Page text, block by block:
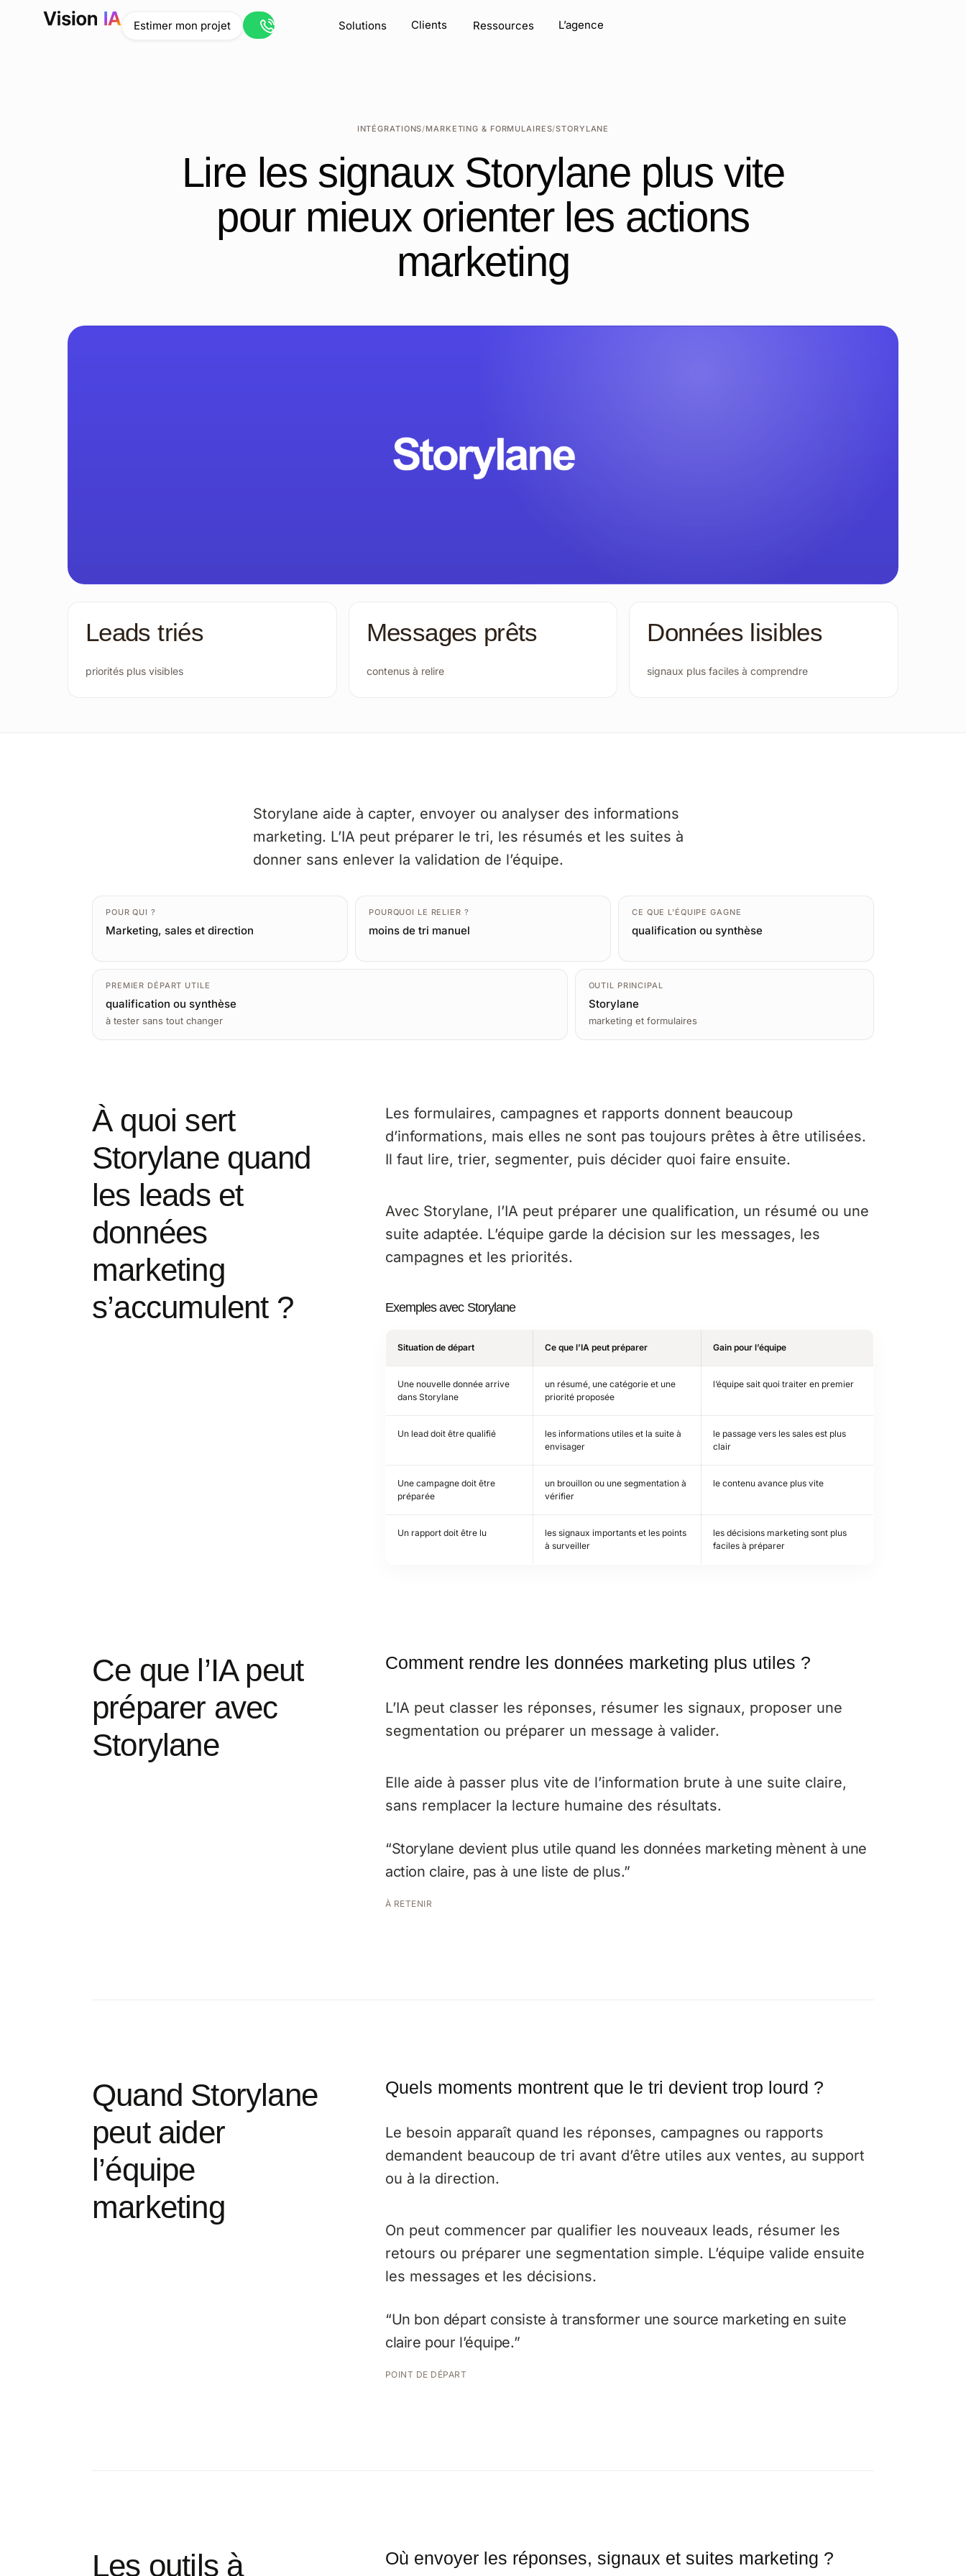
Solutions Clients Ressources L’agence
Estimer mon projet
Ouvrir le live chat
INTÉGRATIONS/MARKETING & FORMULAIRES/STORYLANE
Lire les signaux Storylane plus vite
pour mieux orienter les actions
marketing
Leads triés
priorités plus visibles
Messages prêts
contenus à relire
Données lisibles
signaux plus faciles à comprendre
Storylane aide à capter, envoyer ou analyser des informations
marketing. L’IA peut préparer le tri, les résumés et les suites à
donner sans enlever la validation de l’équipe.
POUR QUI ?
Marketing, sales et direction
POURQUOI LE RELIER ?
moins de tri manuel
CE QUE L’ÉQUIPE GAGNE
qualification ou synthèse
PREMIER DÉPART UTILE
qualification ou synthèse
à tester sans tout changer
OUTIL PRINCIPAL
Storylane
marketing et formulaires
À quoi sert
Storylane quand
les leads et
données
marketing
s’accumulent ?
Les formulaires, campagnes et rapports donnent beaucoup
d’informations, mais elles ne sont pas toujours prêtes à être utilisées.
Il faut lire, trier, segmenter, puis décider quoi faire ensuite.
Avec Storylane, l’IA peut préparer une qualification, un résumé ou une
suite adaptée. L’équipe garde la décision sur les messages, les
campagnes et les priorités.
Exemples avec Storylane
Situation de départ Ce que l’IA peut préparer Gain pour l’équipe
Une nouvelle donnée arrive
dans Storylane
un résumé, une catégorie et une
priorité proposée
l’équipe sait quoi traiter en premier
Un lead doit être qualifié
les informations utiles et la suite à
envisager
le passage vers les sales est plus
clair
Une campagne doit être
préparée
un brouillon ou une segmentation à
vérifier
le contenu avance plus vite
Un rapport doit être lu
les signaux importants et les points
à surveiller
les décisions marketing sont plus
faciles à préparer
Ce que l’IA peut
préparer avec
Storylane
Comment rendre les données marketing plus utiles ?
L’IA peut classer les réponses, résumer les signaux, proposer une
segmentation ou préparer un message à valider.
Elle aide à passer plus vite de l’information brute à une suite claire,
sans remplacer la lecture humaine des résultats.
“Storylane devient plus utile quand les données marketing mènent à une
action claire, pas à une liste de plus.”
À RETENIR
Quand Storylane
peut aider
l’équipe
marketing
Quels moments montrent que le tri devient trop lourd ?
Le besoin apparaît quand les réponses, campagnes ou rapports
demandent beaucoup de tri avant d’être utiles aux ventes, au support
ou à la direction.
On peut commencer par qualifier les nouveaux leads, résumer les
retours ou préparer une segmentation simple. L’équipe valide ensuite
les messages et les décisions.
“Un bon départ consiste à transformer une source marketing en suite
claire pour l’équipe.”
POINT DE DÉPART
Les outils à Où envoyer les réponses, signaux et suites marketing ?